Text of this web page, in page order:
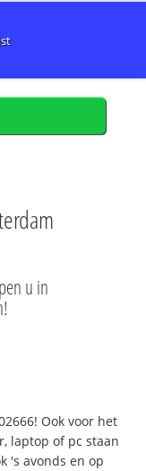
u in
Ook voor het
laptop of pc staan
's avonds en op